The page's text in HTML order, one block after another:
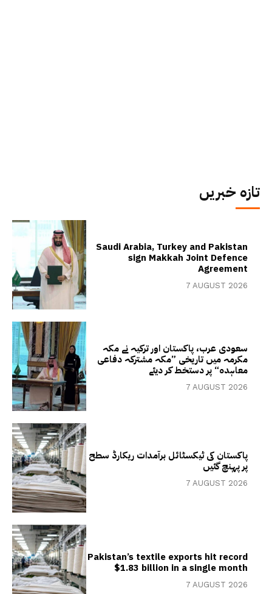
تازہ خبریں
Saudi Arabia, Turkey and Pakistan
sign Makkah Joint Defence
Agreement
7 AUGUST 2026
سعودی عرب، پاکستان اور ترکیہ نے مکہ
مکرمہ میں تاریخی ”مکہ مشترکہ دفاعی
معاہدہ“ پر دستخط کر دیئے
7 AUGUST 2026
پاکستان کی ٹیکسٹائل برآمدات ریکارڈ سطح
پر پہنچ گئیں
7 AUGUST 2026
Pakistan’s textile exports hit record
$1.83 billion in a single month
7 AUGUST 2026